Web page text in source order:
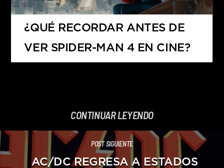
¿QUÉ RECORDAR ANTES DE
VER SPIDER-MAN 4 EN CINE?
CONTINUAR LEYENDO
POST SIGUIENTE
AC/DC REGRESA A ESTADOS